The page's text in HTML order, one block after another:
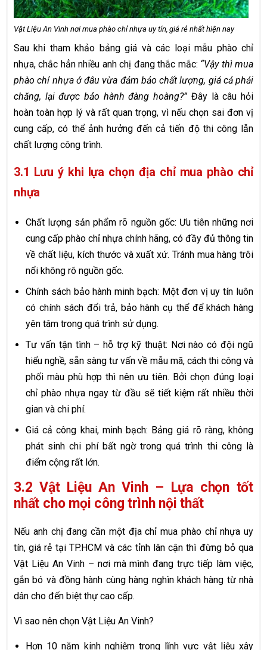
Vật Liệu An Vinh nơi mua phào chỉ nhựa uy tín, giá rẻ nhất hiện nay
Sau khi tham khảo bảng giá và các loại mẫu phào chỉ
nhựa, chắc hẳn nhiều anh chị đang thắc mắc: “Vậy thì mua
phào chỉ nhựa ở đâu vừa đảm bảo chất lượng, giá cả phải
chăng, lại được bảo hành đàng hoàng?”Đây là câu hỏi
hoàn toàn hợp lý và rất quan trọng, vì nếu chọn sai đơn vị
cung cấp, có thể ảnh hưởng đến cả tiến độ thi công lẫn
chất lượng công trình.
3.1 Lưu ý khi lựa chọn địa chỉ mua phào chỉ
nhựa
Chất lượng sản phẩm rõ nguồn gốc: Ưu tiên những nơi
cung cấp phào chỉ nhựa chính hãng, có đầy đủ thông tin
về chất liệu, kích thước và xuất xứ. Tránh mua hàng trôi
nổi không rõ nguồn gốc.
Chính sách bảo hành minh bạch: Một đơn vị uy tín luôn
có chính sách đổi trả, bảo hành cụ thể để khách hàng
yên tâm trong quá trình sử dụng.
Tư vấn tận tình – hỗ trợ kỹ thuật: Nơi nào có đội ngũ
hiểu nghề, sẵn sàng tư vấn về mẫu mã, cách thi công và
phối màu phù hợp thì nên ưu tiên. Bởi chọn đúng loại
chỉ phào nhựa ngay từ đầu sẽ tiết kiệm rất nhiều thời
gian và chi phí.
Giá cả công khai, minh bạch: Bảng giá rõ ràng, không
phát sinh chi phí bất ngờ trong quá trình thi công là
điểm cộng rất lớn.
3.2 Vật Liệu An Vinh – Lựa chọn tốt
nhất cho mọi công trình nội thất
Nếu anh chị đang cần một địa chỉ mua phào chỉ nhựa uy
tín, giá rẻ tại TP.HCM và các tỉnh lân cận thì đừng bỏ qua
Vật Liệu An Vinh – nơi mà mình đang trực tiếp làm việc,
gắn bó và đồng hành cùng hàng nghìn khách hàng từ nhà
dân cho đến biệt thự cao cấp.
Vì sao nên chọn Vật Liệu An Vinh?
Hơn 10 năm kinh nghiệm trong lĩnh vực vật liệu xây